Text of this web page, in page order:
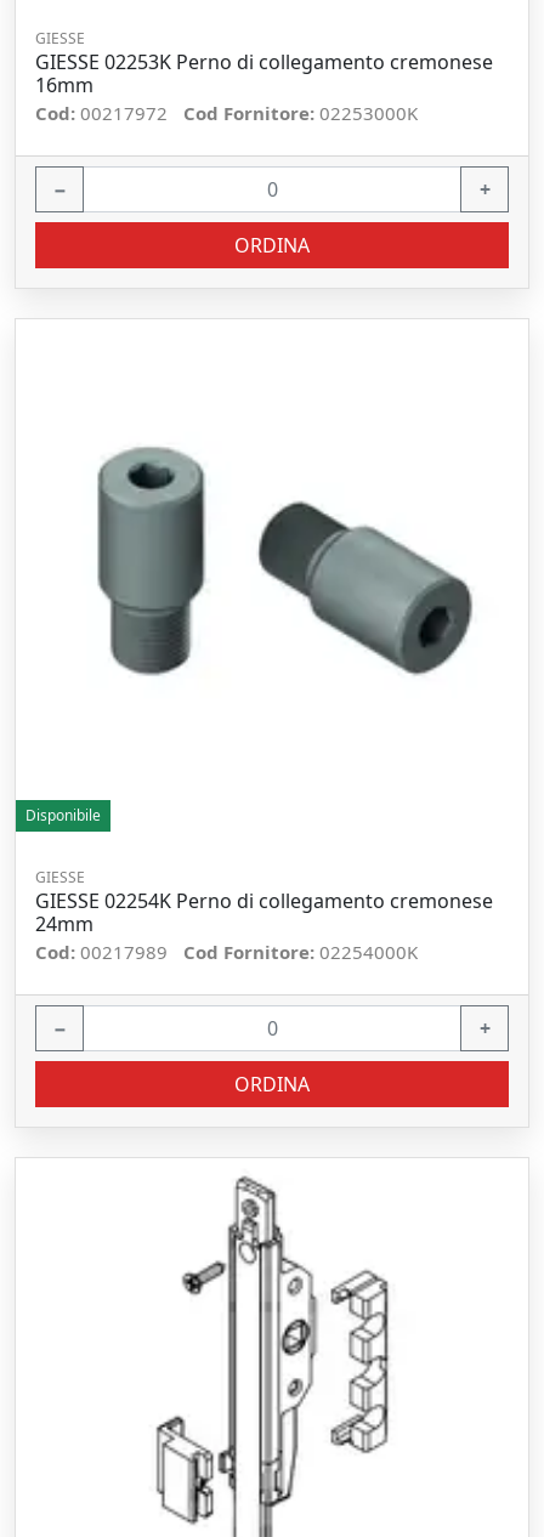
GIESSE
GIESSE 02253K Perno di collegamento cremonese
16mm
Cod: 00217972 Cod Fornitore: 02253000K
− +
ORDINA
Disponibile
GIESSE
GIESSE 02254K Perno di collegamento cremonese
24mm
Cod: 00217989 Cod Fornitore: 02254000K
− +
ORDINA